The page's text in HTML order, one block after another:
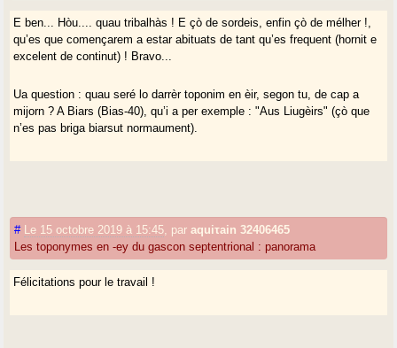
E ben... Hòu.... quau tribalhàs ! E çò de sordeis, enfin çò de mélher !,
qu’es que començarem a estar abituats de tant qu’es frequent (hornit e
excelent de continut) ! Bravo...
Ua question : quau seré lo darrèr toponim en èir, segon tu, de cap a
mijorn ? A Biars (Bias-40), qu’i a per exemple : "Aus Liugèirs" (çò que
n’es pas briga biarsut normaument).
# Le 15 octobre 2019 à 15:45 paraquiτain 32406465
Les toponymes en -ey du gascon septentrional : panorama
Félicitations pour le travail !